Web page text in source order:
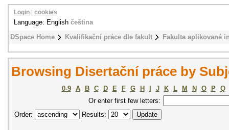
DSpace Home Kvalifikační práce dle fakult Fakulta aplikované
Login cookies
Language: English čeština
Browsing Disertační práce by
0-9 A B C D E F G H J K L M N O P
Q
Or enter first few letters:
Order:
Results: